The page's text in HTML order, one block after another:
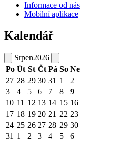
Informace od nás
Mobilní aplikace
Kalendář
Srpen2026
Po Út St Čt Pá So Ne
27 28 29 30 31 1
2
3
4 5 6 7 8
9
10 11 12 13 14 15 16
17 18 19 20 21 22 23
24 25 26 27 28 29 30
31 1 2 3 4 5 6